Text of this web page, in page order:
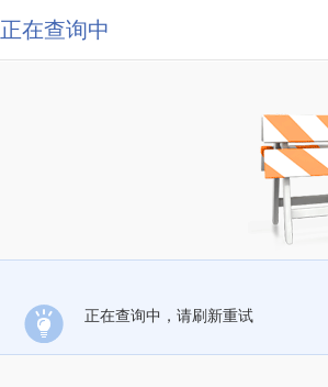
正在查询中
正在查询中，请刷新重试